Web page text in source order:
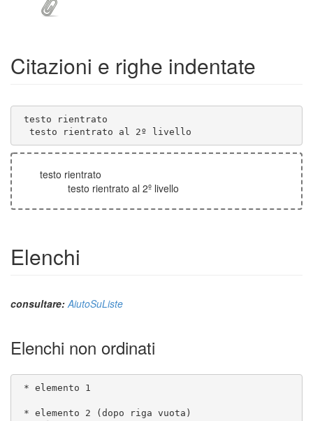
Citazioni e righe indentate
  testo rientrato al 2º livello
testo rientrato
testo rientrato al 2º livello
Elenchi
consultare: AiutoSuListe
Elenchi non ordinati